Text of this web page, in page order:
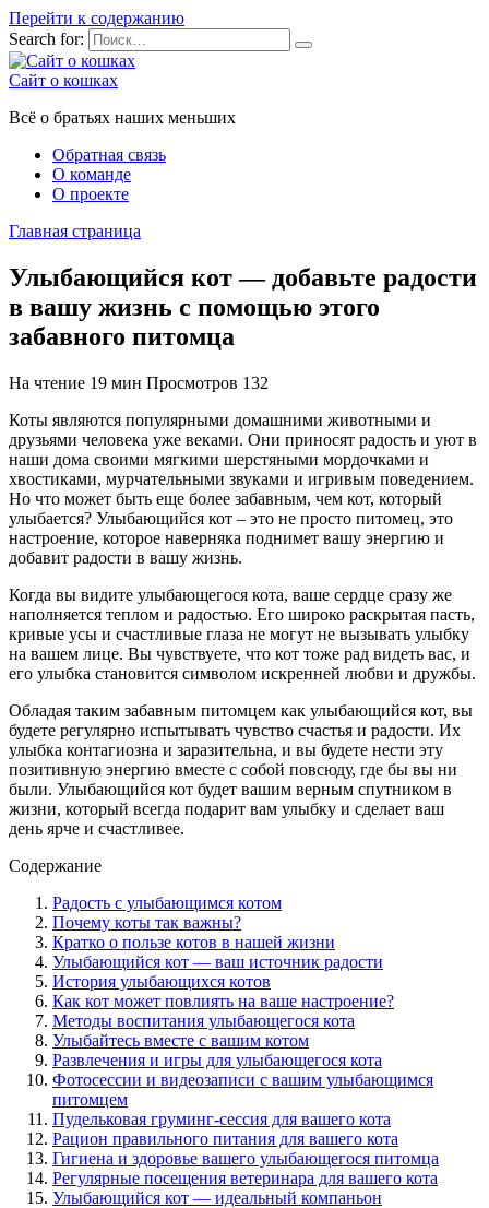
Перейти к содержанию
Search for:
Сайт о кошках
Всё о братьях наших меньших
Обратная связь
О команде
О проекте
Главная страница
Улыбающийся кот — добавьте радости
в вашу жизнь с помощью этого
забавного питомца
На чтение 19 мин Просмотров 132
Коты являются популярными домашними животными и
друзьями человека уже веками. Они приносят радость и уют в
наши дома своими мягкими шерстяными мордочками и
хвостиками, мурчательными звуками и игривым поведением.
Но что может быть еще более забавным, чем кот, который
улыбается? Улыбающийся кот – это не просто питомец, это
настроение, которое наверняка поднимет вашу энергию и
добавит радости в вашу жизнь.
Когда вы видите улыбающегося кота, ваше сердце сразу же
наполняется теплом и радостью. Его широко раскрытая пасть,
кривые усы и счастливые глаза не могут не вызывать улыбку
на вашем лице. Вы чувствуете, что кот тоже рад видеть вас, и
его улыбка становится символом искренней любви и дружбы.
Обладая таким забавным питомцем как улыбающийся кот, вы
будете регулярно испытывать чувство счастья и радости. Их
улыбка контагиозна и заразительна, и вы будете нести эту
позитивную энергию вместе с собой повсюду, где бы вы ни
были. Улыбающийся кот будет вашим верным спутником в
жизни, который всегда подарит вам улыбку и сделает ваш
день ярче и счастливее.
Содержание
Радость с улыбающимся котом
Почему коты так важны?
Кратко о пользе котов в нашей жизни
Улыбающийся кот — ваш источник радости
История улыбающихся котов
Как кот может повлиять на ваше настроение?
Методы воспитания улыбающегося кота
Улыбайтесь вместе с вашим котом
Развлечения и игры для улыбающегося кота
Фотосессии и видеозаписи с вашим улыбающимся
питомцем
Пудельковая груминг-сессия для вашего кота
Рацион правильного питания для вашего кота
Гигиена и здоровье вашего улыбающегося питомца
Регулярные посещения ветеринара для вашего кота
Улыбающийся кот — идеальный компаньон